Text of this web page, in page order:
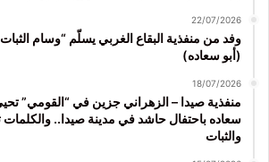
22/07/2026
وفد من منفذية البقاع الغربي يسلّم “وسام
(أبو سعاده)
18/07/2026
منفذية صيدا – الزهراني جزين في “القومي”
سعاده باحتفال حاشد في مدينة صيدا.. والكلمات
والثبات